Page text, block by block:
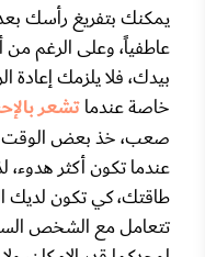
يمكنك بتفريغ رأسك
عاطفياً، وعلى الرغم
بيدك، فلا يلزمك
خاصة عندماتشعر
صعب، خذ بعض الوقت
عندما تكون أكثر
طاقتك، كي تكون لديك
تتعامل مع الشخص